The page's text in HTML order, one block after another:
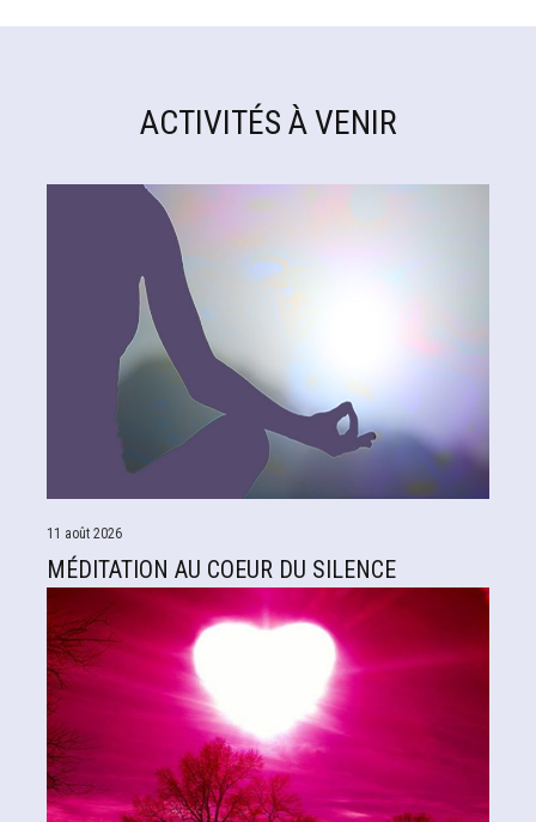
ACTIVITÉS À VENIR
11 août 2026
MÉDITATION AU COEUR DU SILENCE